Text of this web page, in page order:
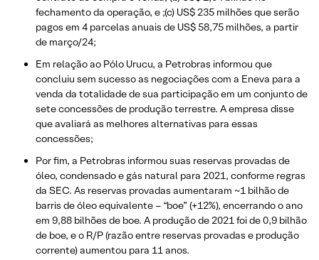
fechamento da operação, e ;(c) US$ 235 milhões que serão
pagos em 4 parcelas anuais de US$ 58,75 milhões, a partir
de março/24;
Em relação ao Pólo Urucu, a Petrobras informou que
concluiu sem sucesso as negociações com a Eneva para a
venda da totalidade de sua participação em um conjunto de
sete concessões de produção terrestre. A empresa disse
que avaliará as melhores alternativas para essas
concessões;
Por fim, a Petrobras informou suas reservas provadas de
óleo, condensado e gás natural para 2021, conforme regras
da SEC. As reservas provadas aumentaram ~1 bilhão de
barris de óleo equivalente – “boe” (+12%), encerrando o ano
em 9,88 bilhões de boe. A produção de 2021 foi de 0,9 bilhão
de boe, e o R/P (razão entre reservas provadas e produção
corrente) aumentou para 11 anos.